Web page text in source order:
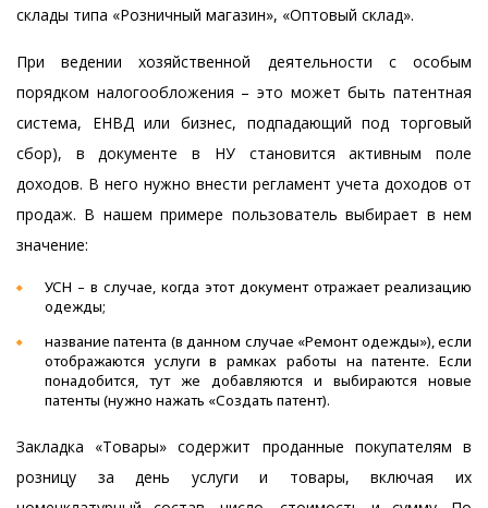
склады типа «Розничный магазин», «Оптовый склад».
При ведении хозяйственной деятельности с особым
порядком налогообложения – это может быть патентная
система, ЕНВД или бизнес, подпадающий под торговый
сбор), в документе в НУ становится активным поле
доходов. В него нужно внести регламент учета доходов от
продаж. В нашем примере пользователь выбирает в нем
значение:
УСН – в случае, когда этот документ отражает реализацию
одежды;
название патента (в данном случае «Ремонт одежды»), если
отображаются услуги в рамках работы на патенте. Если
понадобится, тут же добавляются и выбираются новые
патенты (нужно нажать «Создать патент).
Закладка «Товары» содержит проданные покупателям в
розницу за день услуги и товары, включая их